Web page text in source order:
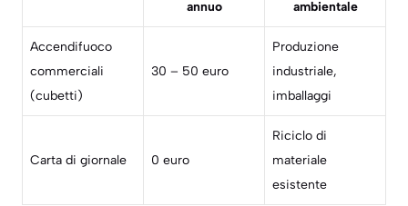
annuo
ambientale
Accendifuoco
commerciali
(cubetti)
30 – 50 euro
Produzione
industriale,
imballaggi
Carta di giornale 0 euro
Riciclo di
materiale
esistente